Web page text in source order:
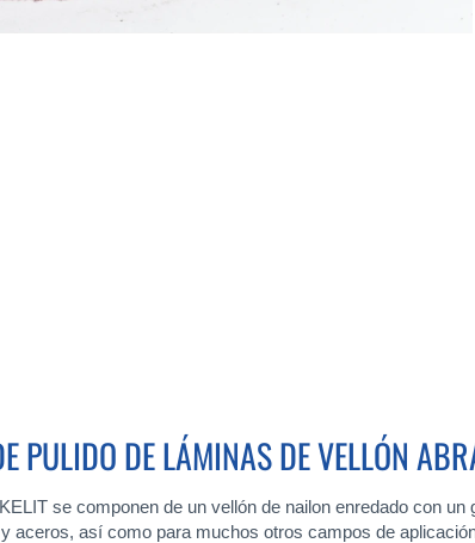
PULIDO DE LÁMINAS DE VELLÓN
se componen de un vellón de nailon enredado con
aceros, así como para muchos otros campos de